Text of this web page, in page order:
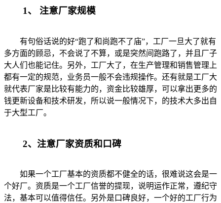
1、 注意厂家规模
有句俗话说的好“跑了和尚跑不了庙”，工厂一旦大了就有
多方面的顾忌，不会说了不算，或是突然间跑路了，并且厂子
大人们也能记住。另外，工厂大了，在生产管理和销售管理上
都有一定的规范，业务员一般不会违规操作。还有就是工厂大
就代表厂家是比较有能力的，资金比较雄厚，可以拿出更多的
钱更新设备和技术研发，所以说一般情况下，的技术大多出自
于大型工厂。
2、注意厂家资质和口碑
如果一个工厂基本的资质都不健全的话，很难说这会是一
个好厂。资质是一个工厂信誉的提现，说明运作正常，遵纪守
法，基本可以值得信任。另外是口碑良好，一个好的工厂行为